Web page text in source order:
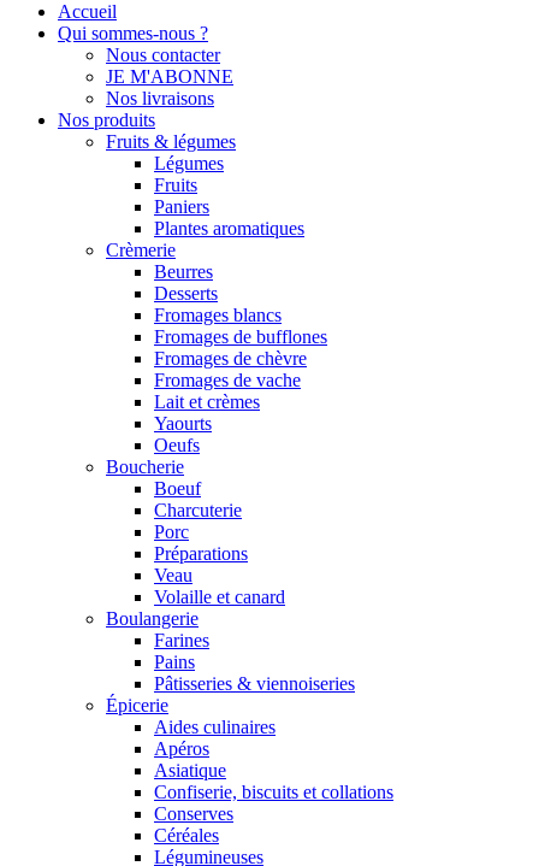
Accueil
Qui sommes-nous ?
Nous contacter
JE M'ABONNE
Nos livraisons
Nos produits
Fruits & légumes
Légumes
Fruits
Paniers
Plantes aromatiques
Crèmerie
Beurres
Desserts
Fromages blancs
Fromages de bufflones
Fromages de chèvre
Fromages de vache
Lait et crèmes
Yaourts
Oeufs
Boucherie
Boeuf
Charcuterie
Porc
Préparations
Veau
Volaille et canard
Boulangerie
Farines
Pains
Pâtisseries & viennoiseries
Épicerie
Aides culinaires
Apéros
Asiatique
Confiserie, biscuits et collations
Conserves
Céréales
Légumineuses